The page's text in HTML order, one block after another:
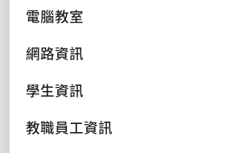
電腦教室
網路資訊
學生資訊
教職員工資訊